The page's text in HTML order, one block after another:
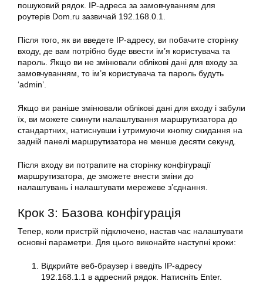
пошуковий рядок. IP-адреса за замовчуванням для
роутерів Dom.ru зазвичай 192.168.0.1.
Після того, як ви введете IP-адресу, ви побачите сторінку
входу, де вам потрібно буде ввести ім’я користувача та
пароль. Якщо ви не змінювали облікові дані для входу за
замовчуванням, то ім’я користувача та пароль будуть
‘admin’.
Якщо ви раніше змінювали облікові дані для входу і забули
їх, ви можете скинути налаштування маршрутизатора до
стандартних, натиснувши і утримуючи кнопку скидання на
задній панелі маршрутизатора не менше десяти секунд.
Після входу ви потрапите на сторінку конфігурації
маршрутизатора, де зможете внести зміни до
налаштувань і налаштувати мережеве з’єднання.
Крок 3: Базова конфігурація
Тепер, коли пристрій підключено, настав час налаштувати
основні параметри. Для цього виконайте наступні кроки:
Відкрийте веб-браузер і введіть IP-адресу
192.168.1.1 в адресний рядок. Натисніть Enter.